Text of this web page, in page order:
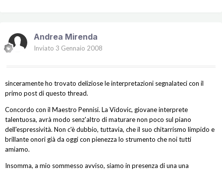
Andrea Mirenda
Inviato 3 Gennaio 2008
sinceramente ho trovato deliziose le interpretazioni segnalateci con il
primo post di questo thread.
Concordo con il Maestro Pennisi. La Vidovic, giovane interprete
talentuosa, avrà modo senz'altro di maturare non poco sul piano
dell'espressività. Non c'è dubbio, tuttavia, che il suo chitarrismo limpido e
brillante onori già da oggi con pienezza lo strumento che noi tutti
amiamo.
Insomma, a mio sommesso avviso, siamo in presenza di una una